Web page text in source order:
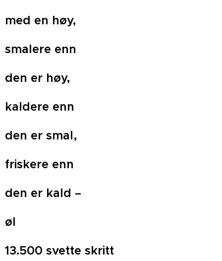
med en høy,
smalere enn
den er høy,
kaldere enn
den er smal,
friskere enn
den er kald –
øl
13.500 svette skritt